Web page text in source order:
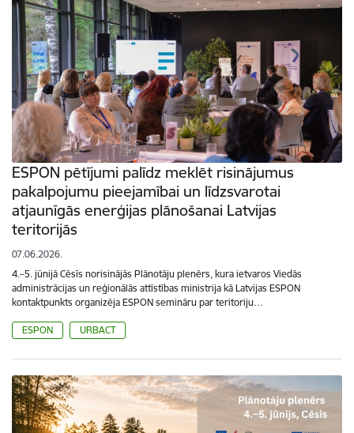
ESPON pētījumi palīdz meklēt risinājumus
pakalpojumu pieejamībai un līdzsvarotai
atjaunīgās enerģijas plānošanai Latvijas
teritorijās
07.06.2026.
4.–5. jūnijā Cēsīs norisinājās Plānotāju plenērs, kura ietvaros Viedās
administrācijas un reģionālās attīstības ministrija kā Latvijas ESPON
kontaktpunkts organizēja ESPON semināru par teritoriju…
ESPON URBACT